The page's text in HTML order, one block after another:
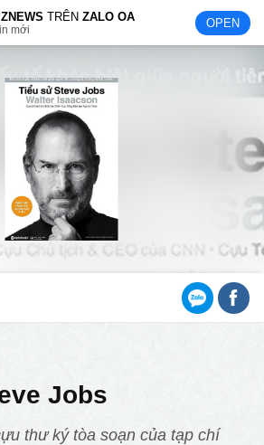
ZNEWS TRÊNZALO OA
mới OPEN
Jobs
thư ký tòa soạn của tạp chí